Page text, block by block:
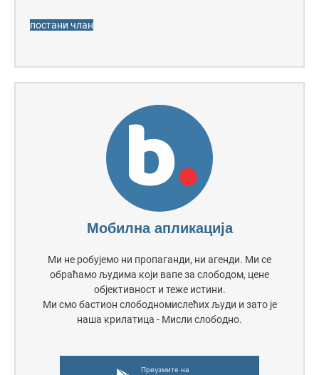
постани члан
Мобилна апликација
Ми не робујемо ни пропаганди, ни агенди. Ми се
обраћамо људима који вапе за слободом, цене
објективност и теже истини.
Ми смо бастион слободномислећих људи и зато је
наша крилатица - Мисли слободно.
Преузмите на